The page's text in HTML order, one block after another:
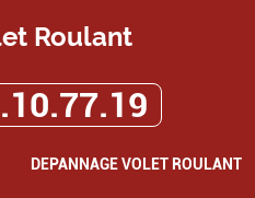
Roulant
DEPANNAGE VOLET ROULANT